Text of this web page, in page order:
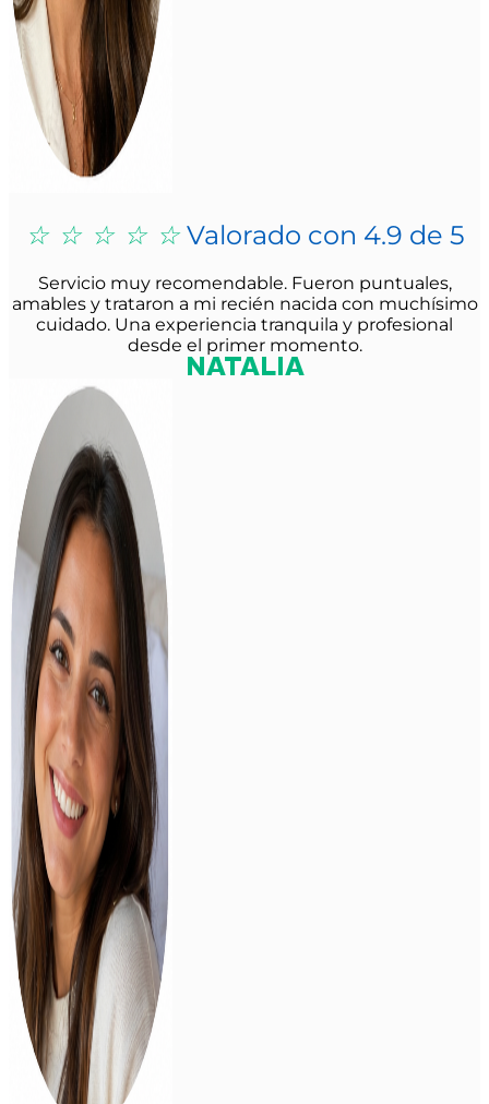
☆ ☆ ☆ ☆ ☆ Valorado con 4.9 de 5
Servicio muy recomendable. Fueron puntuales,
amables y trataron a mi recién nacida con muchísimo
cuidado. Una experiencia tranquila y profesional
desde el primer momento.
NATALIA